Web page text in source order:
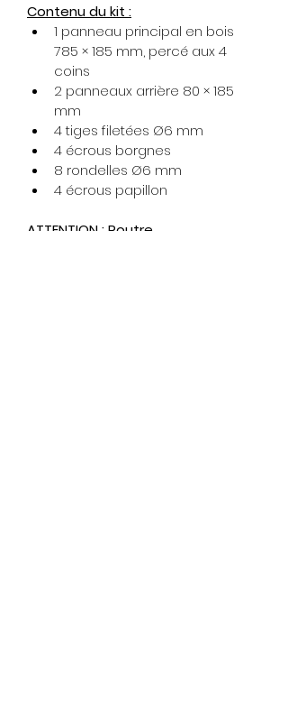
Contenu du kit :
1 panneau principal en bois
785 × 185 mm, percé aux 4
coins
2 panneaux arrière 80 × 185
mm
4 tiges filetées Ø6 mm
4 écrous borgnes
8 rondelles Ø6 mm
4 écrous papillon
ATTENTION : Poutre